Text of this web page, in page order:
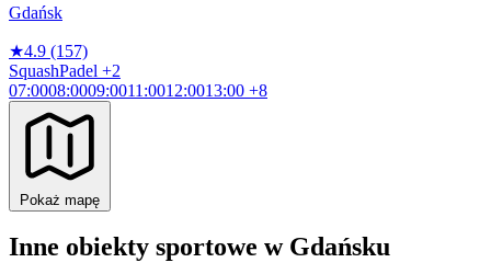
Gdańsk
★4.9 (157)
SquashPadel +2
07:0008:0009:0011:0012:0013:00 +8
Pokaż mapę
Inne obiekty sportowe w Gdańsku